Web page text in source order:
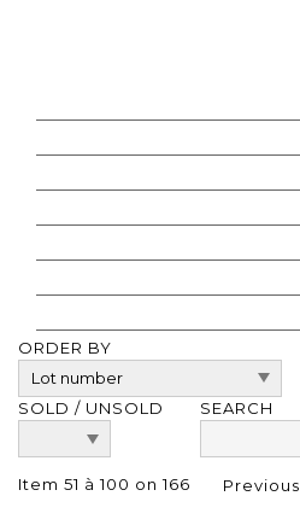
ORDER BY
SOLD / UNSOLD
SEARCH
Item 51 à 100 on 166 Previous